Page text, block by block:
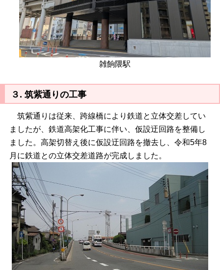
雑餉隈駅
３. 筑紫通りの工事
筑紫通りは従来、 跨線橋により鉄道と立体交差してい
ましたが、鉄道高架化工事に伴い、仮設迂回路を整備し
ました。高架切替え後に仮設迂回路を撤去し、令和5年8
月に鉄道との立体交差道路が完成しました。